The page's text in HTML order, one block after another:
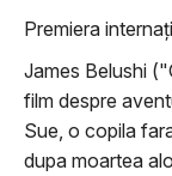
Premiera
James Belushi
film despre
Sue, o copila
dupa moartea